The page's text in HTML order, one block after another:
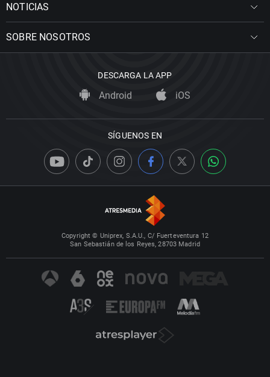
NOTICIAS
SOBRE NOSOTROS
DESCARGA LA APP
Android iOS
SÍGUENOS EN
Copyright © Uniprex, S.A.U., C/ Fuerteventura 12
San Sebastián de los Reyes, 28703 Madrid